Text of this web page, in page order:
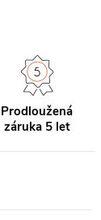
Prodloužená
záruka 5 let